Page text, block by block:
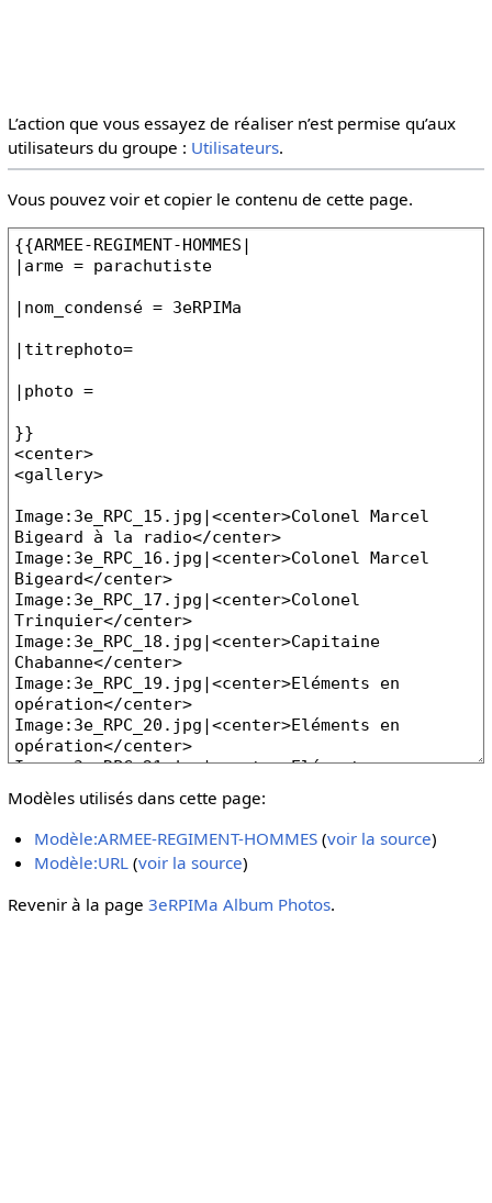
L’action que vous essayez de réaliser n’est permise qu’aux
utilisateurs du groupe : Utilisateurs.
Vous pouvez voir et copier le contenu de cette page.
Modèles utilisés dans cette page:
Modèle:ARMEE-REGIMENT-HOMMES (voir la source)
Modèle:URL (voir la source)
Revenir à la page 3eRPIMa Album Photos.